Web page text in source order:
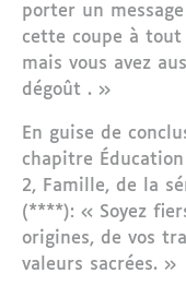
porter un
cette coupe à tout
mais vous avez
dégoût . »
En guise de
chapitre
2, Famille, de la
(****): « Soyez
origines, de vos
valeurs sacrées. »